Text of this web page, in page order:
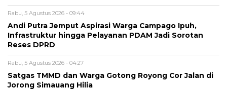
Rabu, 5 Agustus 2026 - 09:44
Andi Putra Jemput Aspirasi Warga Campago Ipuh,
Infrastruktur hingga Pelayanan PDAM Jadi Sorotan
Reses DPRD
Rabu, 5 Agustus 2026 - 04:27
Satgas TMMD dan Warga Gotong Royong Cor Jalan di
Jorong Simauang Hilia